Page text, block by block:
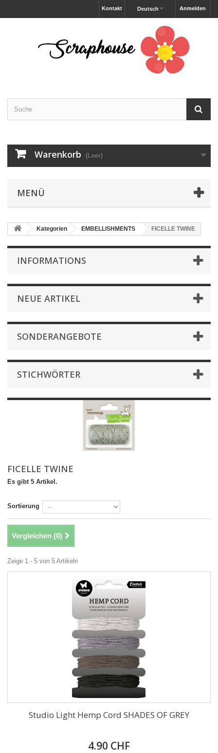
Anmelden
Deutsch
Kontakt
Warenkorb (Leer)
MENÜ
Kategorien EMBELLISHMENTS FICELLE TWINE
INFORMATIONS
NEUE ARTIKEL
SONDERANGEBOTE
STICHWÖRTER
FICELLE TWINE
Es gibt 5 Artikel.
Sortierung
Vergleichen (0)
Zeige 1 - 5 von 5 Artikeln
Studio Light Hemp Cord SHADES OF GREY
4.90 CHF